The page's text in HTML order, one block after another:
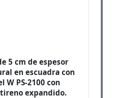
5 cm de espesor
en escuadra con
W PS-2100 con
expandido.